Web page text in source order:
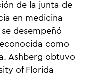
de la junta de
en medicina
desempeñó
como
Ashberg obtuvo
of Florida